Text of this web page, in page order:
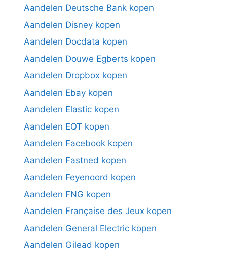
Aandelen Deutsche Bank kopen
Aandelen Disney kopen
Aandelen Docdata kopen
Aandelen Douwe Egberts kopen
Aandelen Dropbox kopen
Aandelen Ebay kopen
Aandelen Elastic kopen
Aandelen EQT kopen
Aandelen Facebook kopen
Aandelen Fastned kopen
Aandelen Feyenoord kopen
Aandelen FNG kopen
Aandelen Française des Jeux kopen
Aandelen General Electric kopen
Aandelen Gilead kopen